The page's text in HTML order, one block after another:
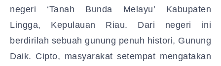
negeri ‘Tanah Bunda Melayu’ Kabupaten
Lingga, Kepulauan Riau. Dari negeri ini
berdirilah sebuah gunung penuh histori, Gunung
Daik. Cipto, masyarakat setempat mengatakan